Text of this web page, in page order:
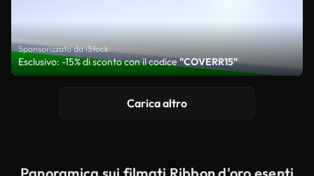
Sponsorizzato da iStock
Esclusivo: -15% di sconto con il codice"COVERR15"
Carica altro